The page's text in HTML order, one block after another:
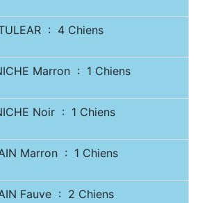
: 4 Chiens
Marron : 1 Chiens
Noir : 1 Chiens
Marron : 1 Chiens
Fauve : 2 Chiens